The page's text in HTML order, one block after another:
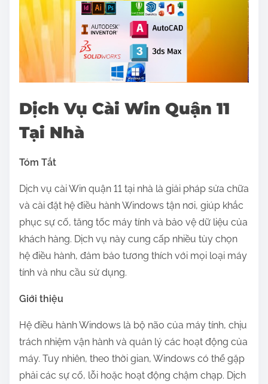
h
s
p
s
t
n
:
Dịch Vụ Cài Win Quận 11
Tại Nhà
Tóm Tắt
Dịch vụ cài Win quận 11 tại nhà là giải pháp sửa chữa
và cài đặt hệ điều hành Windows tận nơi, giúp khắc
phục sự cố, tăng tốc máy tính và bảo vệ dữ liệu của
khách hàng. Dịch vụ này cung cấp nhiều tùy chọn
hệ điều hành, đảm bảo tương thích với mọi loại máy
tính và nhu cầu sử dụng.
Giới thiệu
Hệ điều hành Windows là bộ não của máy tính, chịu
trách nhiệm vận hành và quản lý các hoạt động của
máy. Tuy nhiên, theo thời gian, Windows có thể gặp
phải các sự cố, lỗi hoặc hoạt động chậm chạp. Dịch